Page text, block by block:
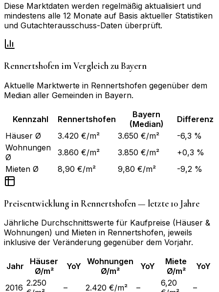
Diese Marktdaten werden regelmäßig aktualisiert und
mindestens alle 12 Monate auf Basis aktueller Statistiken
und Gutachterausschuss-Daten überprüft.
Rennertshofen im Vergleich zuBayern
Aktuelle Marktwerte in Rennertshofen gegenüber dem
Median aller Gemeinden in Bayern.
Kennzahl Rennertshofen
Bayern
(Median)
Differenz
Häuser Ø
3.420 €/m² 3.650 €/m²
-6,3 %
Wohnungen
Ø
3.860 €/m² 3.850 €/m²
+0,3 %
Mieten Ø
8,90 €/m² 9,80 €/m² -9,2 %
Preisentwicklung inRennertshofen— letzte 10 Jahre
Jährliche Durchschnittswerte für Kaufpreise (Häuser &
Wohnungen) und Mieten in Rennertshofen, jeweils
inklusive der Veränderung gegenüber dem Vorjahr.
Jahr
Häuser
Ø/m²
YoY
Wohnungen
Ø/m²
YoY
Miete
Ø/m²
YoY
2016 2.250
– 2.420 €/m² –
6,20
–